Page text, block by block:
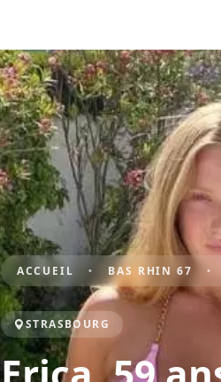
ACCUEIL BAS RHIN 67
STRASBOURG